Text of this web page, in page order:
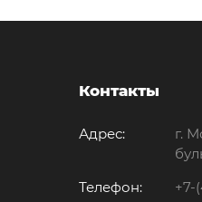
Контакты
Адрес:
г.
Телефон:
+7-